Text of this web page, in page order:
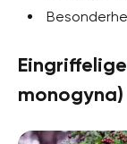
monogyna)